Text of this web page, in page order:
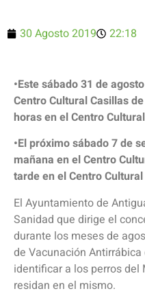
30 Agosto 2019 22:18
•Este sábado 31 de
Centro Cultural Casillas
horas en el Centro
•El próximo sábado 7 de
mañana en el Centro
tarde en el Centro
El Ayuntamiento de
Sanidad que dirige el
durante los meses de
de Vacunación
identificar a los perros
residan en el mismo.